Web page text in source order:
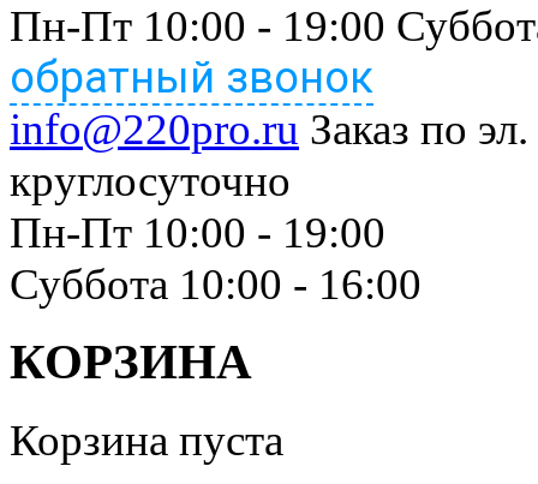
Пн-Пт 10:00 - 19:00
обратный звонок
info@220pro.ru Заказ по
круглосуточно
Пн-Пт 10:00 - 19:00
Суббота 10:00 - 16:00
КОРЗИНА
Корзина пуста